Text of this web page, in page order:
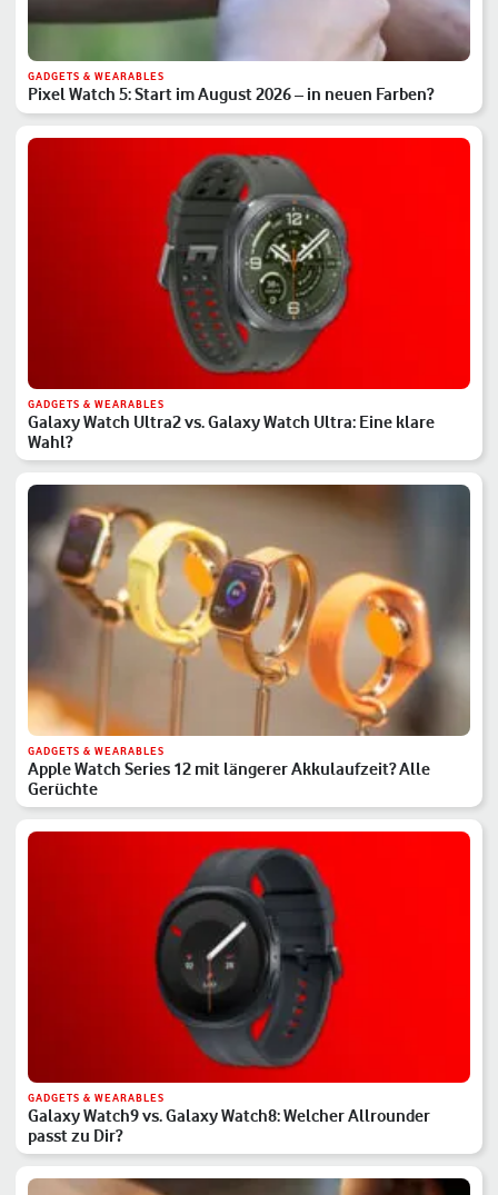
GADGETS & WEARABLES
Pixel Watch 5: Start im August 2026 – in neuen Farben?
GADGETS & WEARABLES
Galaxy Watch Ultra2 vs. Galaxy Watch Ultra: Eine klare
Wahl?
GADGETS & WEARABLES
Apple Watch Series 12 mit längerer Akkulaufzeit? Alle
Gerüchte
GADGETS & WEARABLES
Galaxy Watch9 vs. Galaxy Watch8: Welcher Allrounder
passt zu Dir?